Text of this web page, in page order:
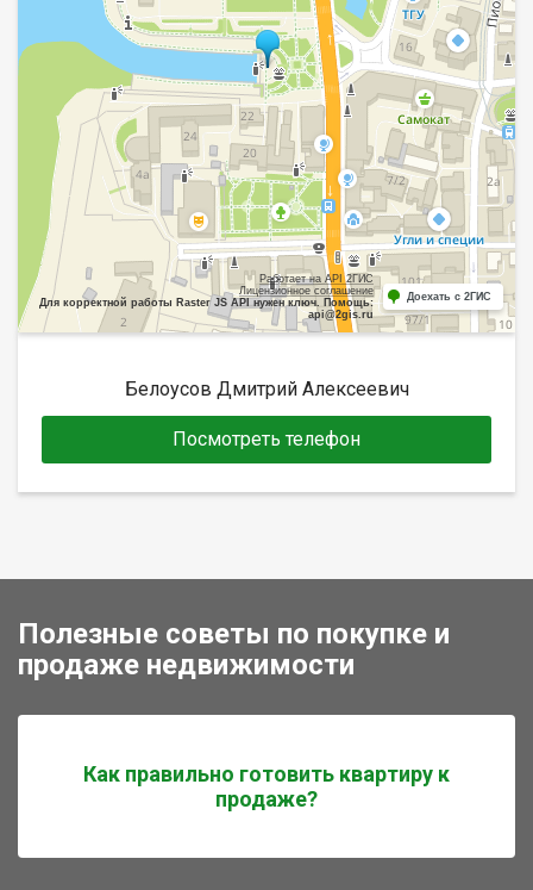
Работает на API 2ГИС
Лицензионное соглашение
Для корректной работы Raster JS API нужен ключ. Помощь:
api@2gis.ru
Доехать с 2ГИС
Белоусов Дмитрий Алексеевич
Посмотреть телефон
Полезные советы по покупке и
продаже недвижимости
Как правильно готовить квартиру к
продаже?